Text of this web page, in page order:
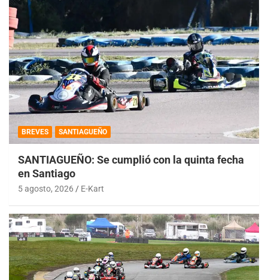
BREVES SANTIAGUEÑO
SANTIAGUEÑO: Se cumplió con la quinta fecha
en Santiago
5 agosto, 2026 E-Kart